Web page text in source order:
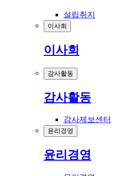
설립취지
이사회
이사회
감사활동
감사활동
감사제보센터
윤리경영
윤리경영